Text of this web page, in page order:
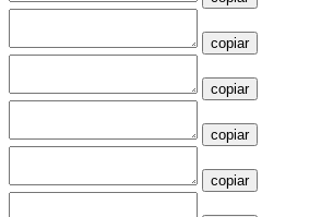
copiar
copiar
copiar
copiar